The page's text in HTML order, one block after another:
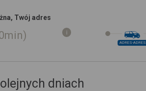
Twój adres
ADRES-ADRES
dniach